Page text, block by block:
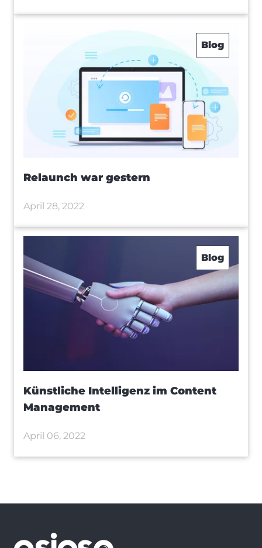
Blog
Relaunch war gestern
April 28, 2022
Blog
Künstliche Intelligenz im Content
Management
April 06, 2022